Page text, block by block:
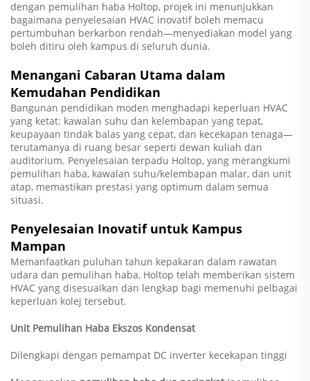
dengan pemulihan haba Holtop, projek ini menunjukkan
bagaimana penyelesaian HVAC inovatif boleh memacu
pertumbuhan berkarbon rendah—menyediakan model yang
boleh ditiru oleh kampus di seluruh dunia.
Menangani Cabaran Utama dalam
Kemudahan Pendidikan
Bangunan pendidikan moden menghadapi keperluan HVAC
yang ketat: kawalan suhu dan kelembapan yang tepat,
keupayaan tindak balas yang cepat, dan kecekapan tenaga—
terutamanya di ruang besar seperti dewan kuliah dan
auditorium. Penyelesaian terpadu Holtop, yang merangkumi
pemulihan haba, kawalan suhu/kelembapan malar, dan unit
atap, memastikan prestasi yang optimum dalam semua
situasi.
Penyelesaian Inovatif untuk Kampus
Mampan
Memanfaatkan puluhan tahun kepakaran dalam rawatan
udara dan pemulihan haba, Holtop telah memberikan sistem
HVAC yang disesuaikan dan lengkap bagi memenuhi pelbagai
keperluan kolej tersebut.
Unit Pemulihan Haba Ekszos Kondensat
Dilengkapi dengan pemampat DC inverter kecekapan tinggi